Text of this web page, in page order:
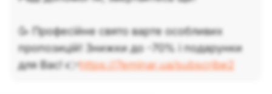
забронювали» для конкретного працівника за
лімітів.
Отже, після того як ви відновите відповідний
відсоток військовозобов’язаних (приймете
🥳 Професійне свято варте особливих
пропозицій! Знижки до -70% і подарунки
для Вас! 👉https://7eminar.ua/subscribe2